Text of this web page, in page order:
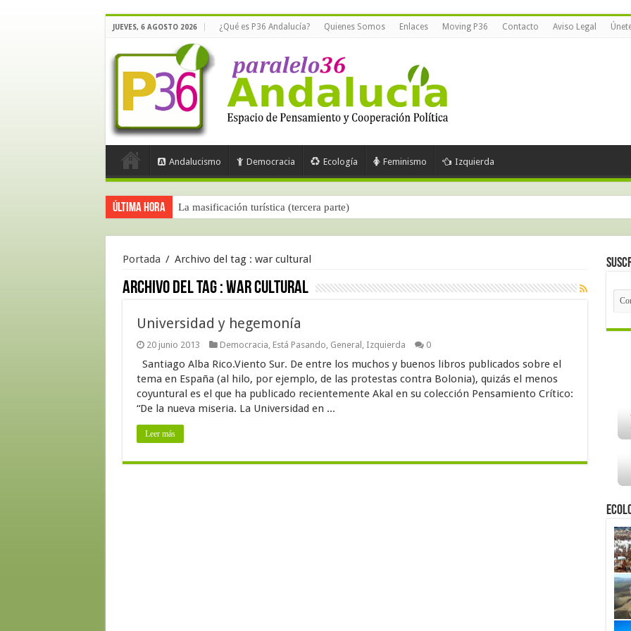
JUEVES, 6 AGOSTO 2026 ¿Qué es P36 Andalucía? Quienes Somos Enlaces Moving P36 Contacto Aviso Legal
Andalucismo Democracia Ecología Feminismo Izquierda
Última hora La masificación turística (tercera parte)
Portada / Archivo del tag : war cultural
Archivo del tag :war cultural
Universidad y hegemonía
20 junio 2013 Democracia, Está Pasando, General , Izquierda 0
Santiago Alba Rico.Viento Sur. De entre los muchos y buenos libros publicados sobre el
tema en España (al hilo, por ejemplo, de las protestas contra Bolonia), quizás el menos
coyuntural es el que ha publicado recientemente Akal en su colección Pensamiento Crítico:
“De la nueva miseria. La Universidad en ...
Leer más